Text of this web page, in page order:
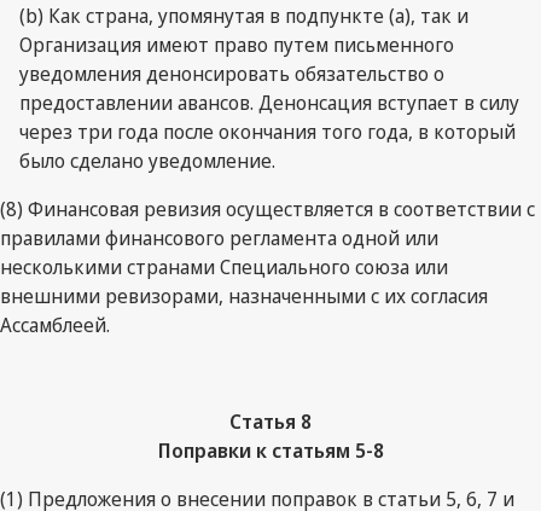
(b) Как страна, упомянутая в подпункте (а), так и
Организация имеют право путем письменного
уведомления денонсировать обязательство о
предоставлении авансов. Денонсация вступает в силу
через три года после окончания того года, в который
было сделано уведомление.
(8) Финансовая ревизия осуществляется в соответствии с
правилами финансового регламента одной или
несколькими странами Специального союза или
внешними ревизорами, назначенными с их согласия
Ассамблеей.
Статья 8
Поправки к статьям 5-8
(1) Предложения о внесении поправок в статьи 5, 6, 7 и